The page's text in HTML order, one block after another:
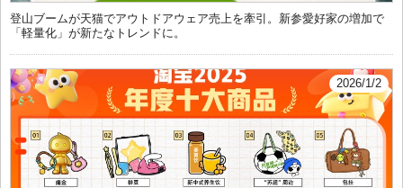
登山ブームが天猫でアウトドアウェア売上を牽引。新参愛好家の増加で
「軽量化」が新たなトレンドに。
2026/1/2